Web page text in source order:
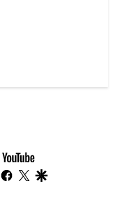
youtube-
footer
instagram
facebook
twitter